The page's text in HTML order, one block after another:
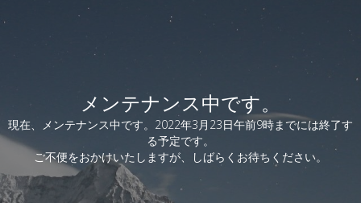
メンテナンス中です。
現在、メンテナンス中です。2022年3月23日午前9時までには終了す
る予定です。
ご不便をおかけいたしますが、しばらくお待ちください。